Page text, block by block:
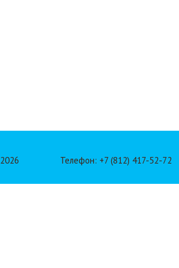
2026 Телефон: +7 (812) 417-52-72